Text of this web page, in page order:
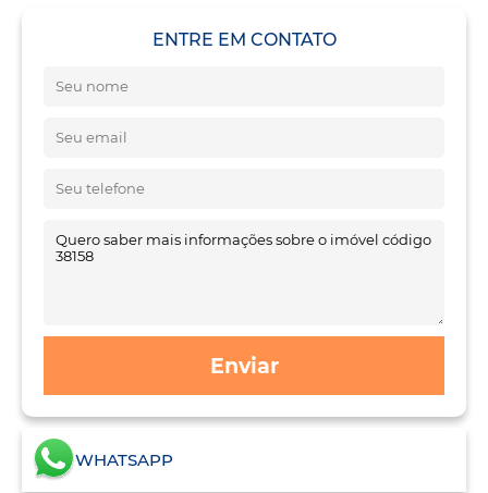
ENTRE EM CONTATO
Enviar
WHATSAPP